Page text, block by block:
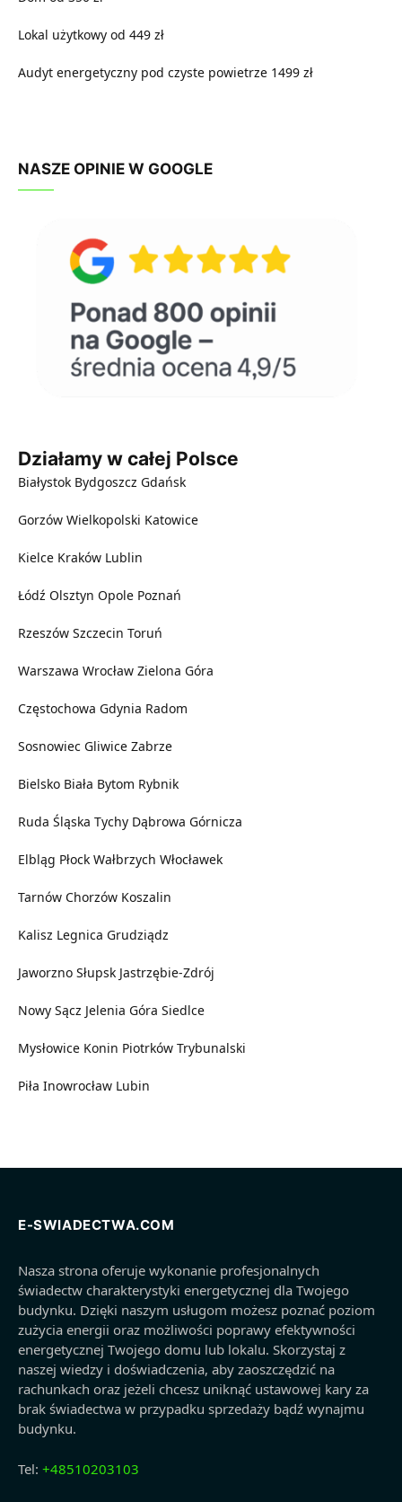
Lokal użytkowy od 449 zł
Audyt energetyczny pod czyste powietrze 1499 zł
NASZE OPINIE W GOOGLE
Działamy w całej Polsce
Białystok Bydgoszcz Gdańsk
Gorzów Wielkopolski Katowice
Kielce Kraków Lublin
Łódź Olsztyn Opole Poznań
Rzeszów Szczecin Toruń
Warszawa Wrocław Zielona Góra
Częstochowa Gdynia Radom
Sosnowiec Gliwice Zabrze
Bielsko Biała Bytom Rybnik
Ruda Śląska Tychy Dąbrowa Górnicza
Elbląg Płock Wałbrzych Włocławek
Tarnów Chorzów Koszalin
Kalisz Legnica Grudziądz
Jaworzno Słupsk Jastrzębie-Zdrój
Nowy Sącz Jelenia Góra Siedlce
Mysłowice Konin Piotrków Trybunalski
Piła Inowrocław Lubin
E-SWIADECTWA.COM
Nasza strona oferuje wykonanie profesjonalnych
świadectw charakterystyki energetycznej dla Twojego
budynku. Dzięki naszym usługom możesz poznać poziom
zużycia energii oraz możliwości poprawy efektywności
energetycznej Twojego domu lub lokalu. Skorzystaj z
naszej wiedzy i doświadczenia, aby zaoszczędzić na
rachunkach oraz jeżeli chcesz uniknąć ustawowej kary za
brak świadectwa w przypadku sprzedaży bądź wynajmu
budynku.
Tel: +48510203103